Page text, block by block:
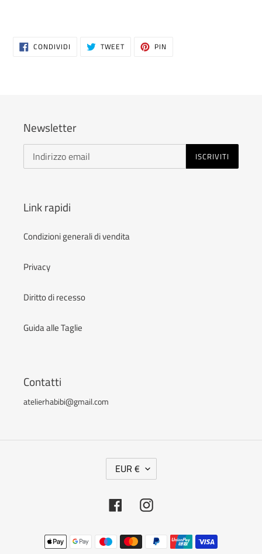
CONDIVIDI CONDIVIDITWEET TWITTA PIN
Newsletter
ISCRIVITI
Link rapidi
Condizioni generali di vendita
Privacy
Diritto di recesso
Guida alle Taglie
Contatti
atelierhabibi@gmail.com
V
A
L
U
A
EUR €
FacebookInstagram
Metodi
di